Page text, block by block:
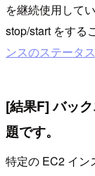
を継続使用して
stop/start をする
ンスのステータ
[結果F] バッ
題です。
特定の EC2 イン